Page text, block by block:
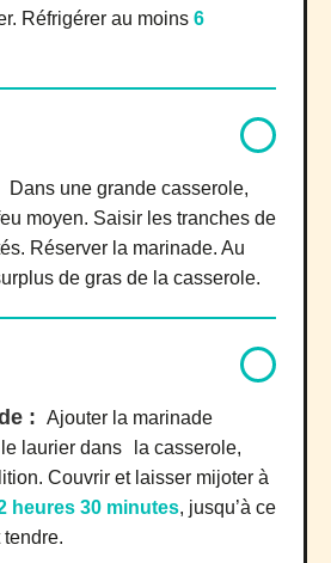
Réfrigérer au moins 6
Dans une grande casserole,
moyen. Saisir les tranches de
Réserver la marinade. Au
de gras de la casserole.
: Ajouter la marinade
le laurier dans la casserole,
Couvrir et laisser mijoter à
heures 30 minutes, jusqu’à ce